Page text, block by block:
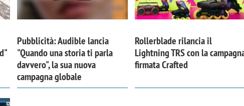
Pubblicità: Audible lancia
"Quando una storia ti parla
davvero", la sua nuova
campagna globale
Rollerblade rilancia il
Lightning TRS con la
firmata Crafted